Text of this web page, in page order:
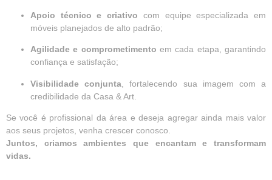
Apoio técnico e criativo com equipe especializada em
móveis planejados de alto padrão;
Agilidade e comprometimento em cada etapa, garantindo
confiança e satisfação;
Visibilidade conjunta , fortalecendo sua imagem com a
credibilidade da Casa & Art.
Se você é profissional da área e deseja agregar ainda mais valor
aos seus projetos, venha crescer conosco.
Juntos, criamos ambientes que encantam e transformam
vidas.